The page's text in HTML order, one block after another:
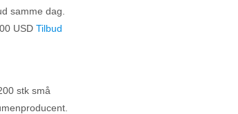
samme dag.
USD Tilbud
stk små